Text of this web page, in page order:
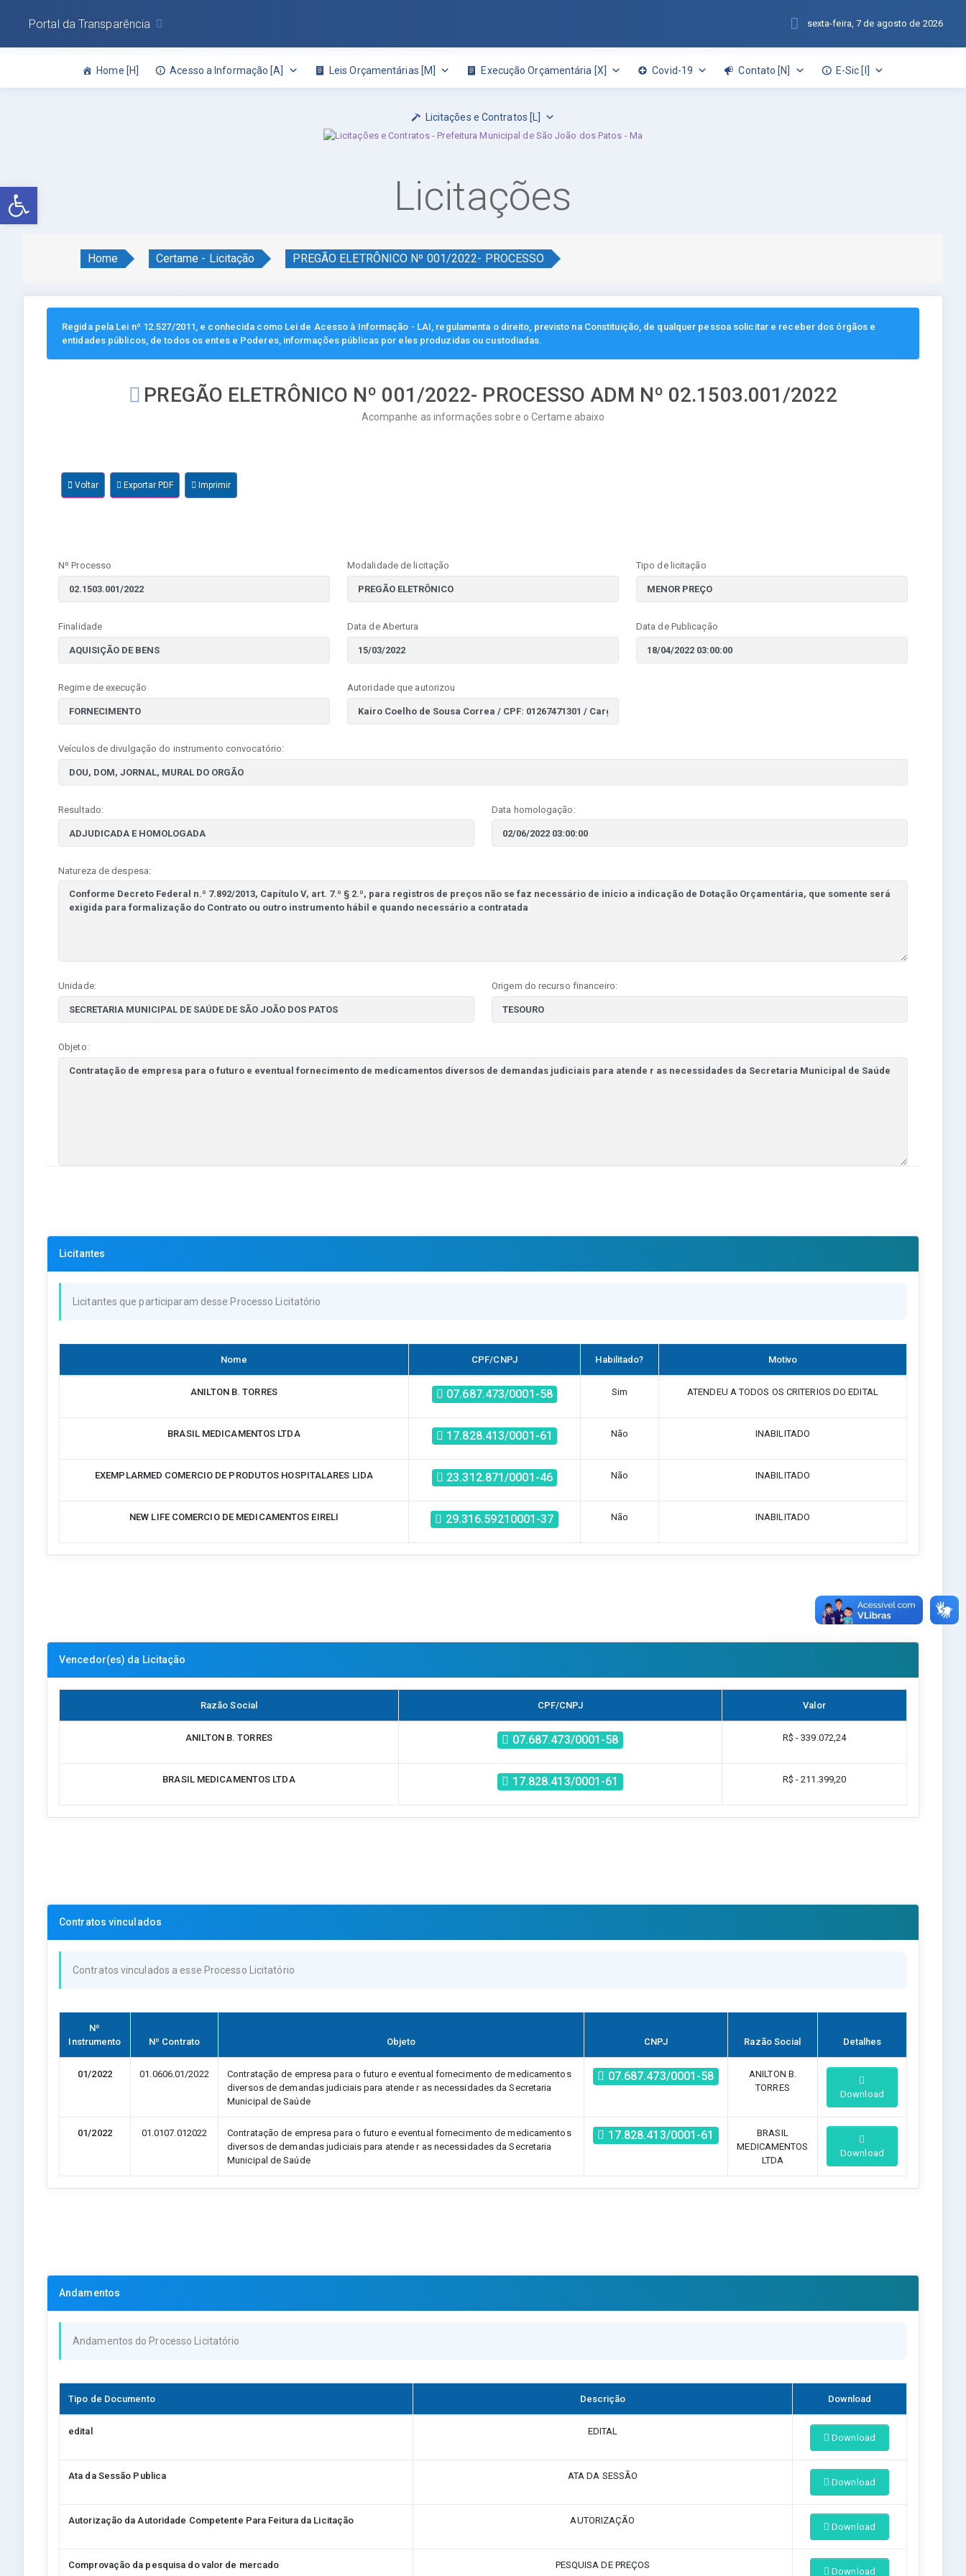
Abrir a barra de ferramentas
Home [H] Acesso a Informação [A] Leis Orçamentárias [M] Execução Orçamentária [X] Covid-19 Contato [N] E-Sic [I]
Licitações e Contratos [L]
Portal da Transparência sexta-feira, 7 de agosto de 2026
Licitações
Home Certame - Licitação PREGÃO ELETRÔNICO Nº 001/2022- PROCESSO
Regida pela Lei nº 12.527/2011, e conhecida como Lei de Acesso à Informação - LAI, regulamenta o direito, previsto na Constituição, de qualquer pessoa solicitar e receber dos órgãos e
entidades públicos, de todos os entes e Poderes, informações públicas por eles produzidas ou custodiadas.
PREGÃO ELETRÔNICO Nº 001/2022- PROCESSO ADM Nº 02.1503.001/2022
Acompanhe as informações sobre o Certame abaixo
Voltar Exportar PDF Imprimir
Nº Processo Modalidade de licitação Tipo de licitação
Finalidade Data de Abertura Data de Publicação
Regime de execução Autoridade que autorizou
Veículos de divulgação do instrumento convocatório:
Resultado: Data homologação:
Natureza de despesa:
Unidade: Origem do recurso financeiro:
Objeto:
Licitantes
Licitantes que participaram desse Processo Licitatório
Nome CPF/CNPJ Habilitado? Motivo
ANILTON B. TORRES 07.687.473/0001-58 Sim ATENDEU A TODOS OS CRITERIOS DO EDITAL
BRASIL MEDICAMENTOS LTDA 17.828.413/0001-61 Não INABILITADO
EXEMPLARMED COMERCIO DE PRODUTOS HOSPITALARES LIDA 23.312.871/0001-46 Não INABILITADO
NEW LIFE COMERCIO DE MEDICAMENTOS EIRELI 29.316.59210001-37 Não INABILITADO
Vencedor(es) da Licitação
Razão Social CPF/CNPJ Valor
ANILTON B. TORRES 07.687.473/0001-58 R$ - 339.072,24
BRASIL MEDICAMENTOS LTDA 17.828.413/0001-61 R$ - 211.399,20
Contratos vinculados
Contratos vinculados a esse Processo Licitatório
Nº
Instrumento
Nº Contrato Objeto CNPJ Razão Social Detalhes
01/2022 01.0606.01/2022
Contratação de empresa para o futuro e eventual fornecimento de medicamentos
diversos de demandas judiciais para atende r as necessidades da Secretaria
Municipal de Saúde
07.687.473/0001-58
ANILTON B.
TORRES
Download
01/2022 01.0107.012022
Contratação de empresa para o futuro e eventual fornecimento de medicamentos
diversos de demandas judiciais para atende r as necessidades da Secretaria
Municipal de Saúde
17.828.413/0001-61
BRASIL
MEDICAMENTOS
LTDA
Download
Andamentos
Andamentos do Processo Licitatório
Tipo de Documento Descrição Download
edital EDITAL
Download
Ata da Sessão Publica ATA DA SESSÃO
Download
Autorização da Autoridade Competente Para Feitura da Licitação AUTORIZAÇÃO
Download
Comprovação da pesquisa do valor de mercado PESQUISA DE PREÇOS
Download